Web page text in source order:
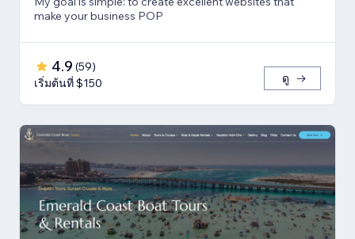
make your business POP
4.9 (59)
เริ่มต้นที่ $150
ดู